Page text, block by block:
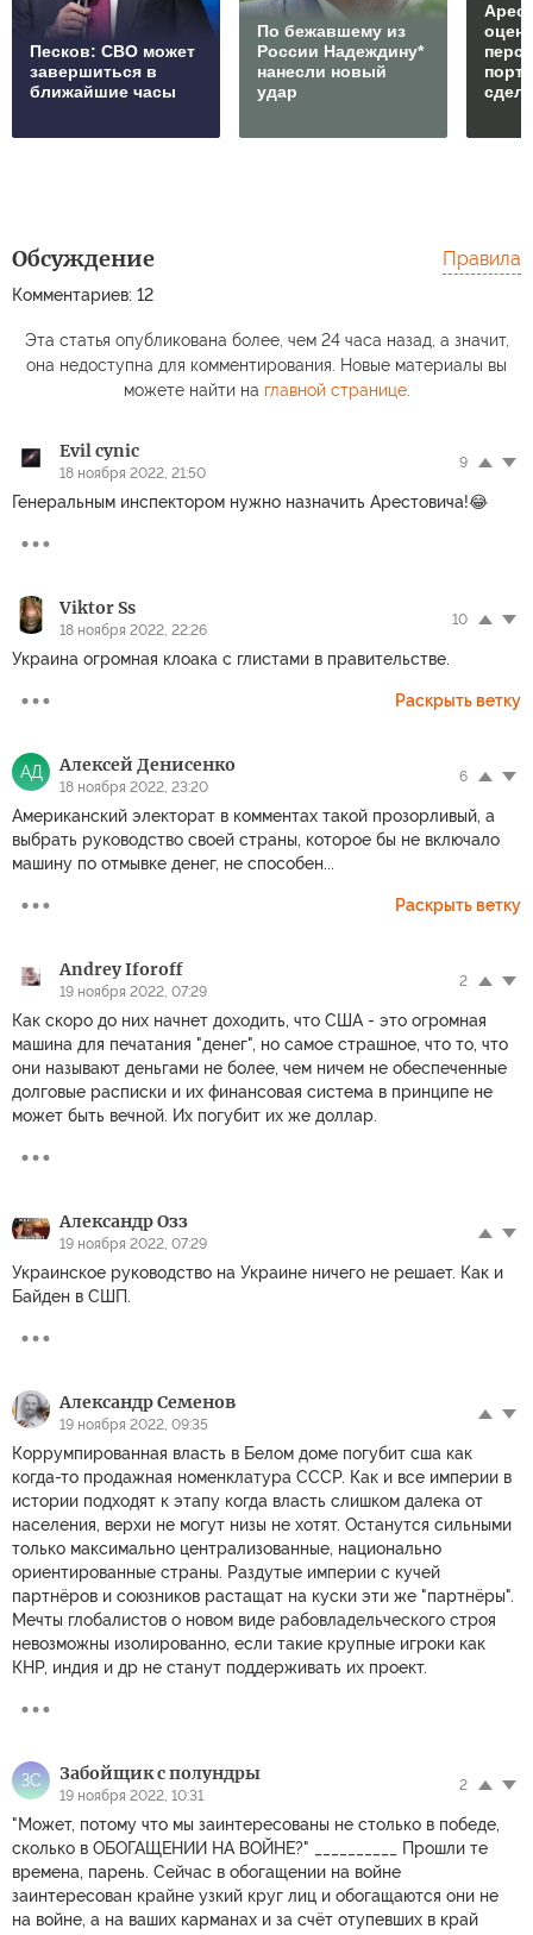
Песков: СВО может
завершиться в
ближайшие часы
По бежавшему из
России Надеждину*
нанесли новый
удар
Обсуждение
Комментариев: 12
Правила
Эта статья опубликована более, чем 24 часа назад, а значит,
она недоступна для комментирования. Новые материалы вы
можете найти на главной странице.
Evil cynic
18 ноября 2022, 21:50
9
Генеральным инспектором нужно назначить Арестовича!😂
Viktor Ss
18 ноября 2022, 22:26
10
Украина огромная клоака с глистами в правительстве.
Раскрыть ветку
АД Алексей Денисенко
18 ноября 2022, 23:20
6
Американский электорат в комментах такой прозорливый, а
выбрать руководство своей страны, которое бы не включало
машину по отмывке денег, не способен...
Раскрыть ветку
Andrey Iforoff
19 ноября 2022, 07:29
2
Как скоро до них начнет доходить, что США - это огромная
машина для печатания "денег", но самое страшное, что то, что
они называют деньгами не более, чем ничем не обеспеченные
долговые расписки и их финансовая система в принципе не
может быть вечной. Их погубит их же доллар.
Александр Озз
19 ноября 2022, 07:29
Украинское руководство на Украине ничего не решает. Как и
Байден в СШП.
Александр Семенов
19 ноября 2022, 09:35
Коррумпированная власть в Белом доме погубит сша как
когда-то продажная номенклатура СССР. Как и все империи в
истории подходят к этапу когда власть слишком далека от
населения, верхи не могут низы не хотят. Останутся сильными
только максимально централизованные, национально
ориентированные страны. Раздутые империи с кучей
партнёров и союзников растащат на куски эти же "партнёры".
Мечты глобалистов о новом виде рабовладельческого строя
невозможны изолированно, если такие крупные игроки как
КНР, индия и др не станут поддерживать их проект.
ЗС Забойщик с полундры
19 ноября 2022, 10:31
2
"Может, потому что мы заинтересованы не столько в победе,
сколько в ОБОГАЩЕНИИ НА ВОЙНЕ?" __________ Прошли те
времена, парень. Сейчас в обогащении на войне
заинтересован крайне узкий круг лиц и обогащаются они не
на войне, а на ваших карманах и за счёт отупевших в край